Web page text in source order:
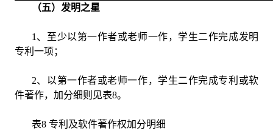
（五）发明之星
1、至少以第一作者或老师一作，学生二作完成发明
专利一项；
2、以第一作者或老师一作，学生二作完成专利或软
件著作，加分细则见表8。
表8 专利及软件著作权加分明细